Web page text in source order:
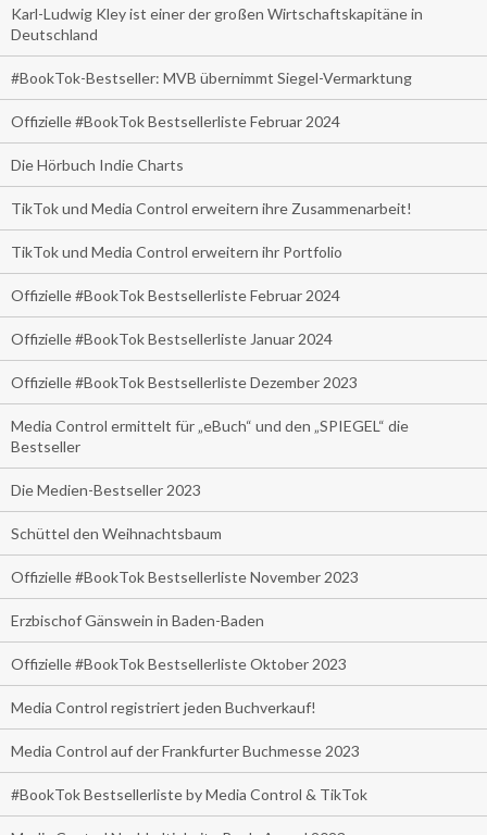
Karl-Ludwig Kley ist einer der großen Wirtschaftskapitäne in
Deutschland
#BookTok-Bestseller: MVB übernimmt Siegel-Vermarktung
Offizielle #BookTok Bestsellerliste Februar 2024
Die Hörbuch Indie Charts
TikTok und Media Control erweitern ihre Zusammenarbeit!
TikTok und Media Control erweitern ihr Portfolio
Offizielle #BookTok Bestsellerliste Februar 2024
Offizielle #BookTok Bestsellerliste Januar 2024
Offizielle #BookTok Bestsellerliste Dezember 2023
Media Control ermittelt für „eBuch“ und den „SPIEGEL“ die
Bestseller
Die Medien-Bestseller 2023
Schüttel den Weihnachtsbaum
Offizielle #BookTok Bestsellerliste November 2023
Erzbischof Gänswein in Baden-Baden
Offizielle #BookTok Bestsellerliste Oktober 2023
Media Control registriert jeden Buchverkauf!
Media Control auf der Frankfurter Buchmesse 2023
#BookTok Bestsellerliste by Media Control & TikTok